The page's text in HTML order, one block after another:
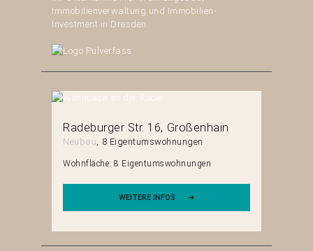
Immobilienverwaltung und Immobilien-
Investment in Dresden.
Radeburger Str. 16 Großenhain
Neubau 8 Eigentumswohnungen
Wohnfläche: 8 Eigentumswohnungen
WEITERE INFOS